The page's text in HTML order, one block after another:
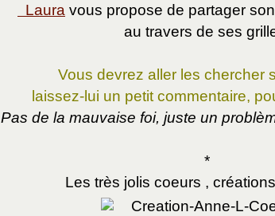
Laura vous propose de partager
au travers de ses
Vous devrez aller les chercher
laissez-lui un petit commentaire,
Pas de la mauvaise foi, juste un
*
Les très jolis coeurs ,